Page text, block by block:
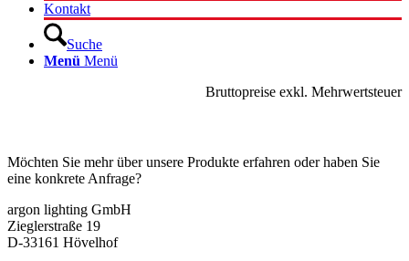
Kontakt
Suche
Menü Menü
Bruttopreise exkl. Mehrwertsteuer
Möchten Sie mehr über unsere Produkte erfahren oder haben Sie
eine konkrete Anfrage?
argon lighting GmbH
Zieglerstraße 19
D-33161 Hövelhof